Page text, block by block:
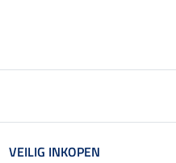
VEILIG INKOPEN